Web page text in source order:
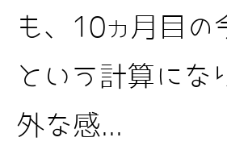
も、10ヵ月目の
という計算に
外な感...